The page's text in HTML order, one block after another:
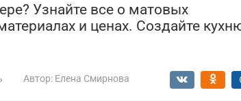
Узнайте все о матовых
и ценах. Создайте
Автор: Елена Смирнова